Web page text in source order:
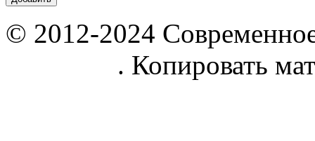
© 2012-2024
. Копировать